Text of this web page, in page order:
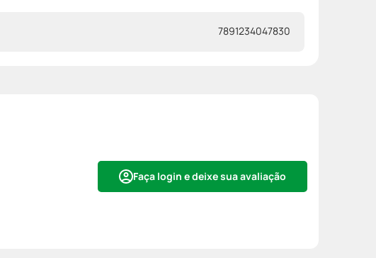
7891234047830
Faça login e deixe sua avaliação